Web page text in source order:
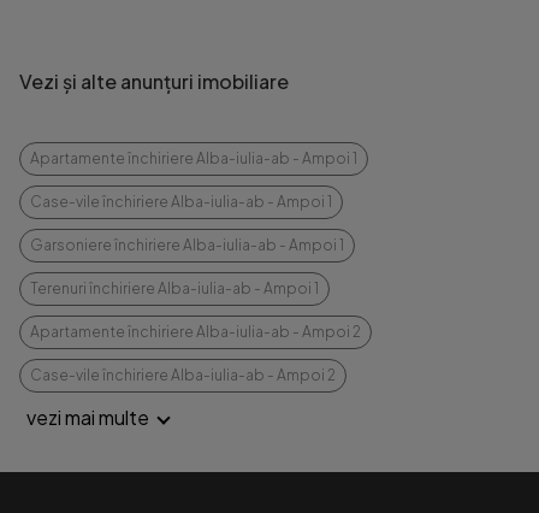
Vezi și alte anunțuri imobiliare
Apartamente închiriere Alba-iulia-ab - Ampoi 1
Case-vile închiriere Alba-iulia-ab - Ampoi 1
Garsoniere închiriere Alba-iulia-ab - Ampoi 1
Terenuri închiriere Alba-iulia-ab - Ampoi 1
Apartamente închiriere Alba-iulia-ab - Ampoi 2
Case-vile închiriere Alba-iulia-ab - Ampoi 2
vezi mai multe